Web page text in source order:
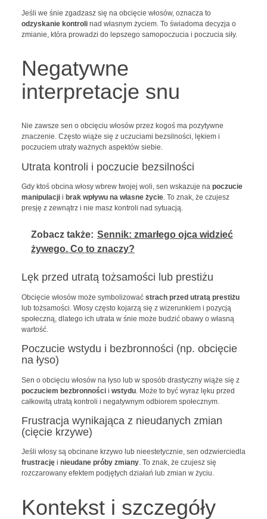
Jeśli we śnie zgadzasz się na obcięcie włosów, oznacza to
odzyskanie kontrolinad własnym życiem. To świadoma decyzja o
zmianie, która prowadzi do lepszego samopoczucia i poczucia siły.
Negatywne
interpretacje snu
Nie zawsze sen o obcięciu włosów przez kogoś ma pozytywne
znaczenie. Często wiąże się z uczuciami bezsilności, lękiem i
poczuciem utraty ważnych aspektów siebie.
Utrata kontroli i poczucie bezsilności
Gdy ktoś obcina włosy wbrew twojej woli, sen wskazuje na poczucie
manipulacjii brak wpływu na własne życie. To znak, że czujesz
presję z zewnątrz i nie masz kontroli nad sytuacją.
Zobacz także: Sennik: zmarłego ojca widzieć
żywego. Co to znaczy?
Lęk przed utratą tożsamości lub prestiżu
Obcięcie włosów może symbolizować strach przed utratą prestiżu
lub tożsamości. Włosy często kojarzą się z wizerunkiem i pozycją
społeczną, dlatego ich utrata w śnie może budzić obawy o własną
wartość.
Poczucie wstydu i bezbronności (np. obcięcie
na łyso)
Sen o obcięciu włosów na łyso lub w sposób drastyczny wiąże się z
poczuciem bezbronnościi wstydu. Może to być wyraz lęku przed
całkowitą utratą kontroli i negatywnym odbiorem społecznym.
Frustracja wynikająca z nieudanych zmian
(cięcie krzywe)
Jeśli włosy są obcinane krzywo lub nieestetycznie, sen odzwierciedla
frustracjęi nieudane próby zmiany. To znak, że czujesz się
rozczarowany efektem podjętych działań lub zmian w życiu.
Kontekst i szczegóły